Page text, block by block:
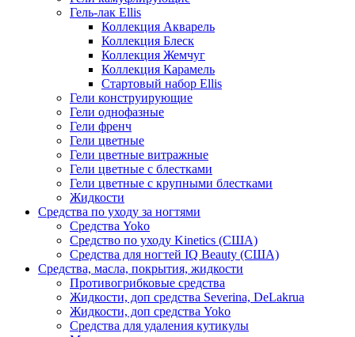
Гель-лак Ellis
Коллекция Акварель
Коллекция Блеск
Коллекция Жемчуг
Коллекция Карамель
Стартовый набор Ellis
Гели конструирующие
Гели однофазные
Гели френч
Гели цветные
Гели цветные витражные
Гели цветные с блестками
Гели цветные с крупными блестками
Жидкости
Средства по уходу за ногтями
Средства Yoko
Средство по уходу Kinetics (США)
Средства для ногтей IQ Beauty (США)
Средства, масла, покрытия, жидкости
Противогрибковые средства
Жидкости, доп средства Severina, DeLakrua
Жидкости, доп средства Yoko
Средства для удаления кутикулы